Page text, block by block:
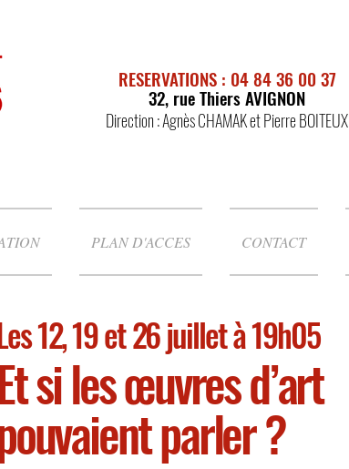
Direction : Agnès CHAMAK et Pierre BOITEUX
RESERVATIONS : 04 84 36 00 37
32, rue Thiers AVIGNON
PLAN D'ACCES CONTACT
12, 19 et 26 juillet à 19h05
si les œuvres d’art
parler ?